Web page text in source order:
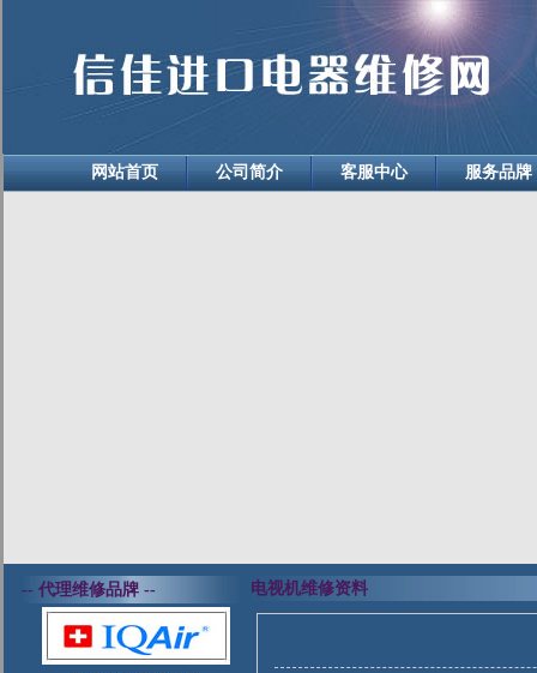
网站首页 公司简介 客服中心 服务品牌
-- 代理维修品牌 -- 电视机维修资料